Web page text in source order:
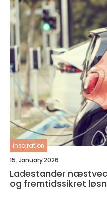
inspiration
15. January 2026
Ladestander næstved sådan får du en sikker
og fremtidssikret